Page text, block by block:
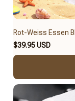
Rot-Weiss Essen
$39.95 USD